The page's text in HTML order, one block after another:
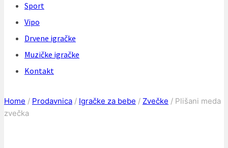
Sport
Vipo
Drvene igračke
Muzičke igračke
Kontakt
Home / Prodavnica / Igračke za bebe / Zvečke / Plišani meda
zvečka